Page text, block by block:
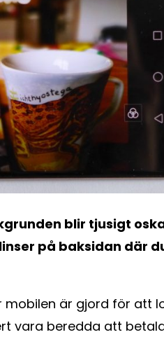
blir tjusigt
på baksidan där
mobilen är gjord för att
vara beredda att